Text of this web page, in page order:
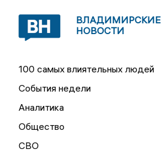
ВЛАДИМИРСКИЕ
НОВОСТИ
100 самых влиятельных людей
События недели
Аналитика
Общество
СВО